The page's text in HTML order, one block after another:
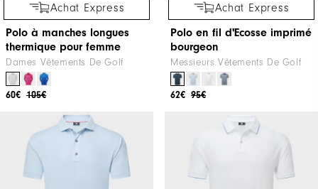
Achat Express
Polo à manches longues
thermique pour femme
Dames Vêtements De Golf
105€
60€
Achat Express
Polo en fil d'Ecosse imprimé
bourgeon
Messieurs Vêtements De Golf
95€
62€